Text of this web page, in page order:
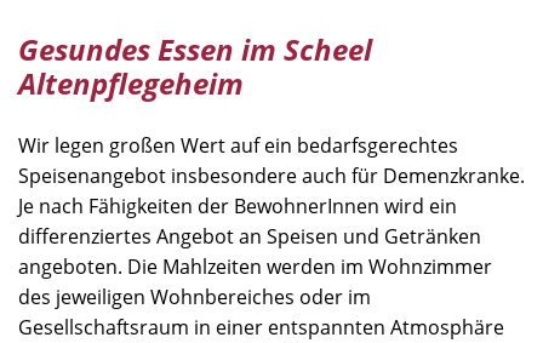
Gesundes Essen im Scheel
Altenpflegeheim
Wir legen großen Wert auf ein bedarfsgerechtes
Speisenangebot insbesondere auch für Demenzkranke.
Je nach Fähigkeiten der BewohnerInnen wird ein
differenziertes Angebot an Speisen und Getränken
angeboten. Die Mahlzeiten werden im Wohnzimmer
des jeweiligen Wohnbereiches oder im
Gesellschaftsraum in einer entspannten Atmosphäre